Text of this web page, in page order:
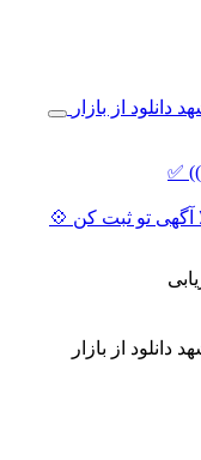
✅
آگهی تو ثبت کن 💠